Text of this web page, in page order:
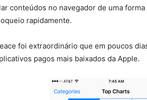
conteúdos no navegador de uma
rapidamente.
foi extraordinário que em poucos
pagos mais baixados da Apple.